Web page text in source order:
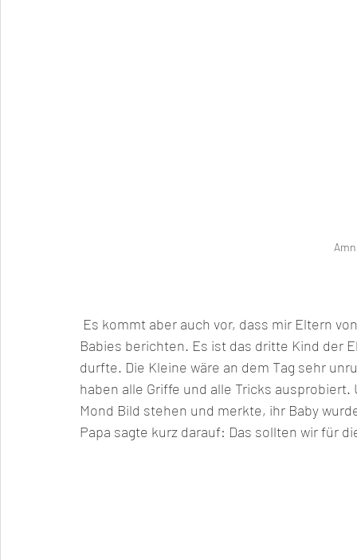
Babies berichten. Es ist das dritte Kind der
durfte. Die Kleine wäre an dem Tag sehr
haben alle Griffe und alle Tricks
Mond Bild stehen und merkte, ihr Baby
Papa sagte kurz darauf: Das sollten wir für